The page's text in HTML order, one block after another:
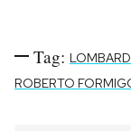
Tag:
ROBERTO